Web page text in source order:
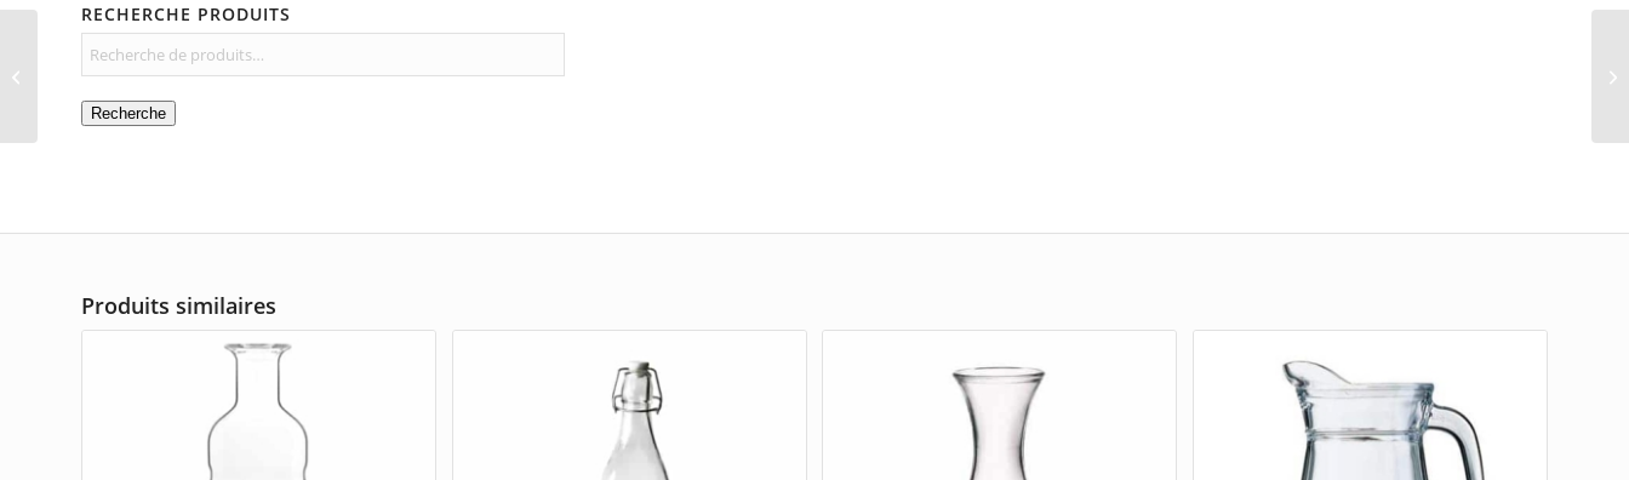
RECHERCHE PRODUITS
Recherche
Produits similaires
Bouteille à eau Optima